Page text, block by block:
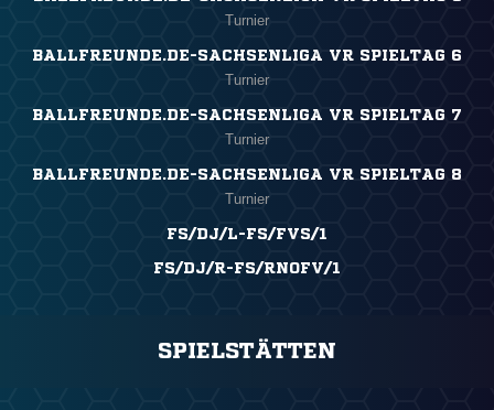
Turnier
BALLFREUNDE.DE-SACHSENLIGA VR SPIELTAG 6
Turnier
BALLFREUNDE.DE-SACHSENLIGA VR SPIELTAG 7
Turnier
BALLFREUNDE.DE-SACHSENLIGA VR SPIELTAG 8
Turnier
FS/DJ/L-FS/FVS/1
FS/DJ/R-FS/RNOFV/1
SPIELSTÄTTEN